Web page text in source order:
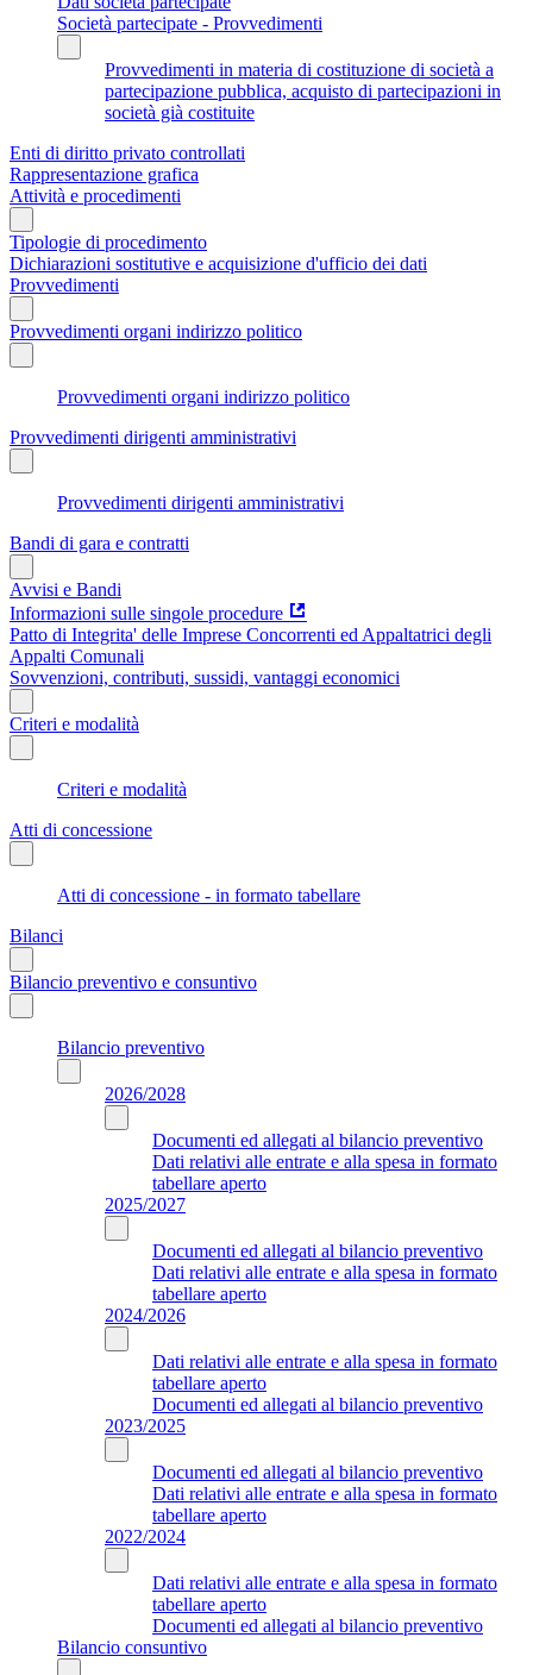
Società partecipate - Provvedimenti
Provvedimenti in materia di costituzione di società a
partecipazione pubblica, acquisto di partecipazioni in
società già costituite
Enti di diritto privato controllati
Rappresentazione grafica
Attività e procedimenti
Tipologie di procedimento
Dichiarazioni sostitutive e acquisizione d'ufficio dei dati
Provvedimenti
Provvedimenti organi indirizzo politico
Provvedimenti organi indirizzo politico
Provvedimenti dirigenti amministrativi
Provvedimenti dirigenti amministrativi
Bandi di gara e contratti
Avvisi e Bandi
Informazioni sulle singole procedure
Patto di Integrita' delle Imprese Concorrenti ed Appaltatrici degli
Appalti Comunali
Sovvenzioni, contributi, sussidi, vantaggi economici
Criteri e modalità
Criteri e modalità
Atti di concessione
Atti di concessione - in formato tabellare
Bilanci
Bilancio preventivo e consuntivo
Bilancio preventivo
2026/2028
Documenti ed allegati al bilancio preventivo
Dati relativi alle entrate e alla spesa in formato
tabellare aperto
2025/2027
Documenti ed allegati al bilancio preventivo
Dati relativi alle entrate e alla spesa in formato
tabellare aperto
2024/2026
Dati relativi alle entrate e alla spesa in formato
tabellare aperto
Documenti ed allegati al bilancio preventivo
2023/2025
Documenti ed allegati al bilancio preventivo
Dati relativi alle entrate e alla spesa in formato
tabellare aperto
2022/2024
Dati relativi alle entrate e alla spesa in formato
tabellare aperto
Documenti ed allegati al bilancio preventivo
Bilancio consuntivo